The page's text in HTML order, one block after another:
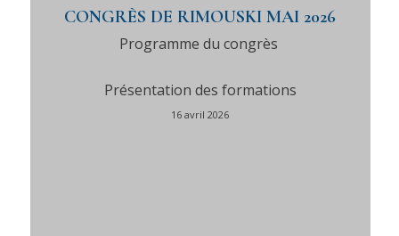
CONGRÈS DE RIMOUSKI MAI 2026
Programme du congrès
Présentation des formations
16 avril 2026